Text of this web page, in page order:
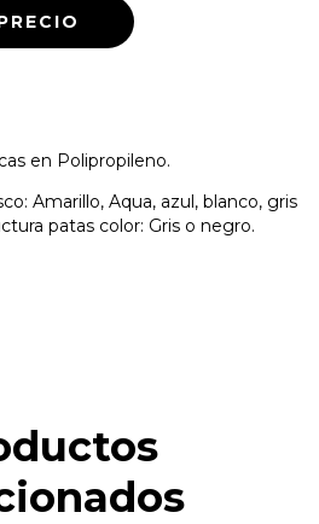
en Polipropileno.
Amarillo, Aqua, azul, blanco, gris
patas color: Gris o negro.